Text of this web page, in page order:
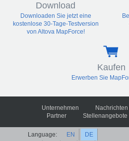
Download
Downloaden Sie jetzt eine
kostenlose 30-Tage-Testversion
von Altova MapForce!
Kaufen
Erwerben Sie
Unternehmen
Partner
Stellenangebote
Language: EN
DE